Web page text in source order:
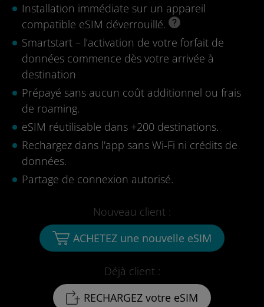
Installation immédiate sur un appareil
compatible eSIM déverrouillé.
Smartstart – l’activation de votre forfait de
données commence dès votre arrivée à
destination
Prépayé sans aucun coût additionnel ou frais
de roaming.
eSIM réutilisable dans +200 destinations.
Rechargez dans l'app sans Wi-Fi ni crédits de
données.
Partage de connexion autorisé.
Déjà client :
RECHARGEZ votre eSIM
Nouveau client :
ACHETEZ une nouvelle eSIM